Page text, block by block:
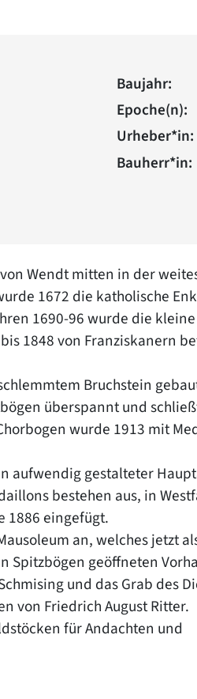
Baujahr:
Epoche(n):
Urheber*in:
Bauherr*in:
Wendt mitten in der
1672 die katholische
1690-96 wurde die kleine
1848 von Franziskanern
Bruchstein
überspannt und
wurde 1913 mit
aufwendig gestalteter
bestehen aus, in
1886 eingefügt.
an, welches jetzt
Spitzbögen geöffneten
und das Grab des
von Friedrich August Ritter.
für Andachten und